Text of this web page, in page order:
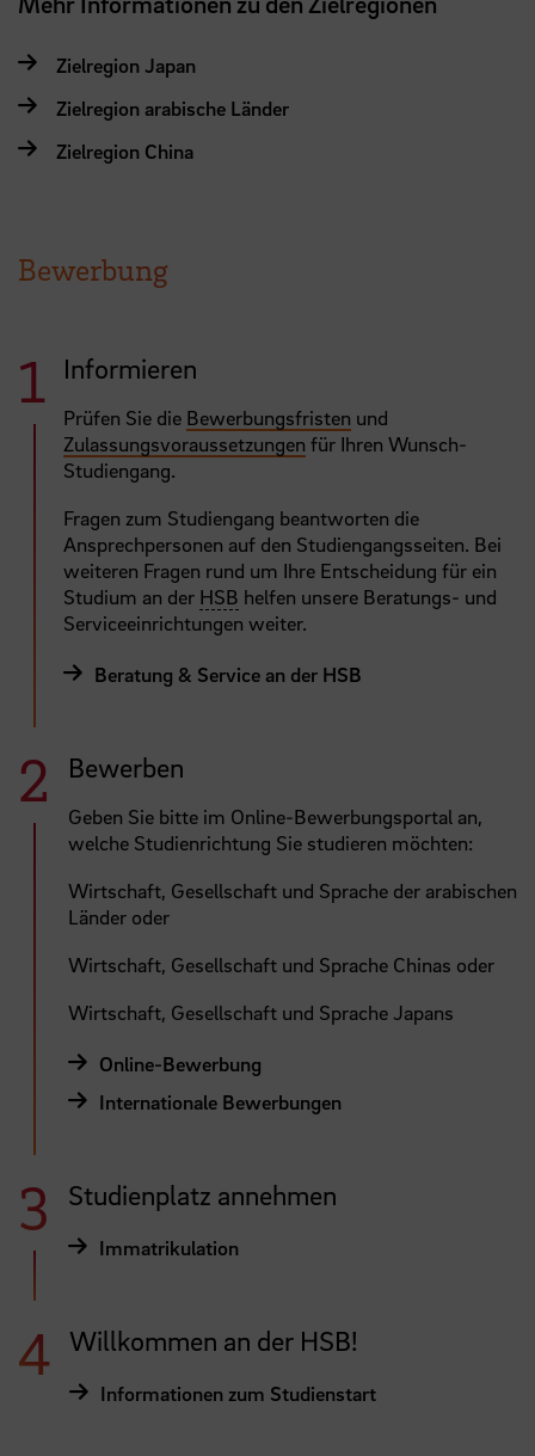
Zielregion Japan
Zielregion arabische Länder
Zielregion China
Bewerbung
Informieren
Prüfen Sie die Bewerbungsfristen und
Zulassungsvoraussetzungen für Ihren Wunsch-
Studiengang.
Fragen zum Studiengang beantworten die
Ansprechpersonen auf den Studiengangsseiten. Bei
weiteren Fragen rund um Ihre Entscheidung für ein
Studium an der HSB helfen unsere Beratungs- und
Serviceeinrichtungen weiter.
Beratung & Service an der HSB
Bewerben
Geben Sie bitte im Online-Bewerbungsportal an,
welche Studienrichtung Sie studieren möchten:
Wirtschaft, Gesellschaft und Sprache der arabischen
Länder oder
Wirtschaft, Gesellschaft und Sprache Chinas oder
Wirtschaft, Gesellschaft und Sprache Japans
Online-Bewerbung
Internationale Bewerbungen
Studienplatz annehmen
Immatrikulation
Willkommen an der HSB!
Informationen zum Studienstart